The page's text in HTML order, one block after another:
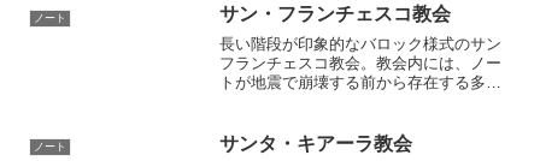
るドゥオモも必見。厳かに階段の上から
見下ろしています。
ノート サン・フランチェスコ教会
長い階段が印象的なバロック様式のサン
フランチェスコ教会。教会内には、ノー
トが地震で崩壊する前から存在する多く
ひ訪れてみましょう。
ノート サンタ・キアーラ教会